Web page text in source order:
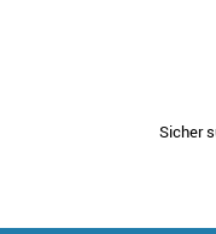
Sicher